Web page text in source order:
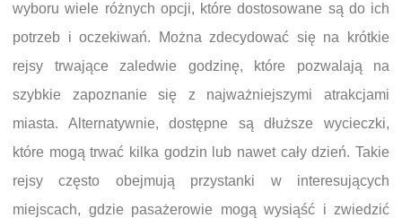
wyboru wiele różnych opcji, które dostosowane są do ich
potrzeb i oczekiwań. Można zdecydować się na krótkie
rejsy trwające zaledwie godzinę, które pozwalają na
szybkie zapoznanie się z najważniejszymi atrakcjami
miasta. Alternatywnie, dostępne są dłuższe wycieczki,
które mogą trwać kilka godzin lub nawet cały dzień. Takie
rejsy często obejmują przystanki w interesujących
miejscach, gdzie pasażerowie mogą wysiąść i zwiedzić